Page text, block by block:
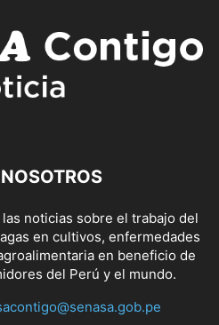
noticias sobre el trabajo del
en cultivos, enfermedades
en beneficio de
del Perú y el mundo.